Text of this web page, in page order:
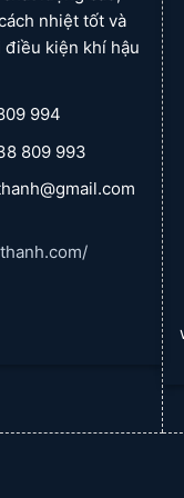
nhiệt tốt và
kiện khí hậu
994
809 993